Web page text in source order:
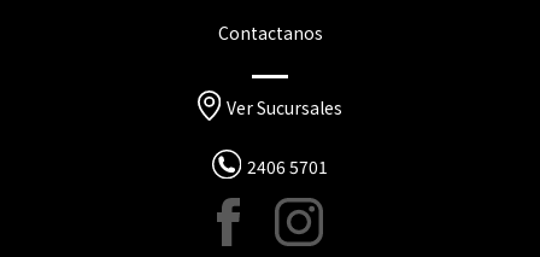
Contactanos
Ver Sucursales
2406 5701